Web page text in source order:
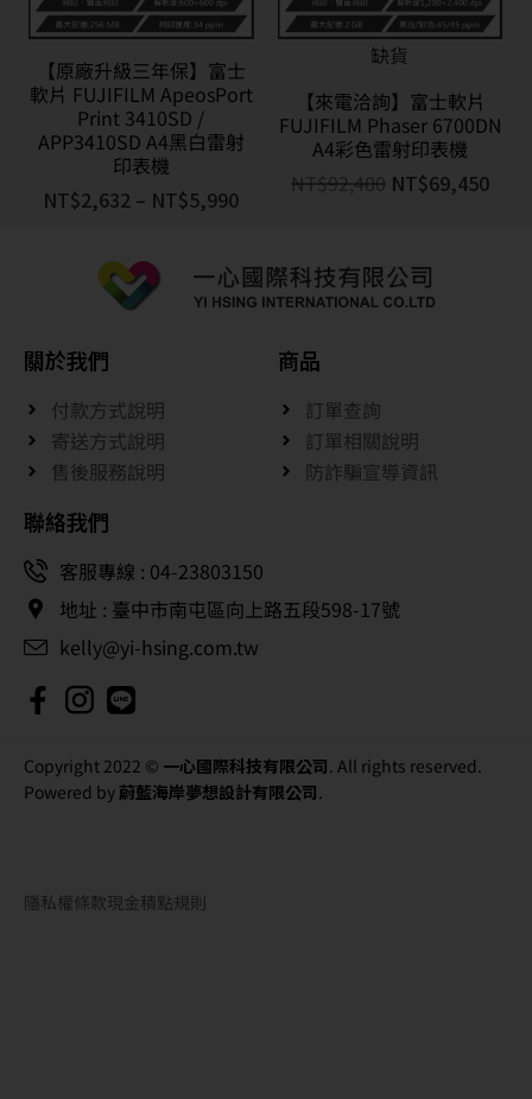
【原廠升級三年保】富士
軟片 FUJIFILM ApeosPort
Print 3410SD /
APP3410SD A4黑白雷射
印表機
NT$2,632 – NT$5,990
缺貨
【來電洽詢】富士軟片
FUJIFILM Phaser 6700DN
A4彩色雷射印表機
NT$92,400 NT$69,450
關於我們
付款方式說明
寄送方式說明
售後服務說明
商品
訂單查詢
訂單相關說明
防詐騙宣導資訊
聯絡我們
客服專線 : 04-23803150
地址 : 臺中市南屯區向上路五段598-17號
kelly@yi-hsing.com.tw
Copyright 2022 © 一心國際科技有限公司. All rights reserved.
Powered by 蔚藍海岸夢想設計有限公司.
隱私權條款現金積點規則